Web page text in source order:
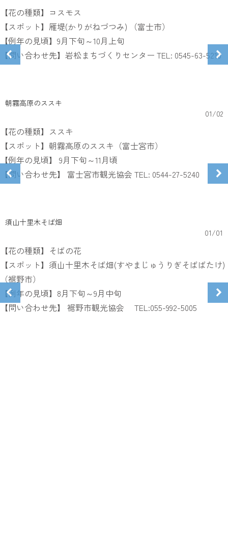
【花の種類】コスモス
【スポット】雁堤(かりがねづつみ) （富士市）
【例年の見頃】9月下旬～10月上旬
【問い合わせ先】岩松まちづくりセンター TEL: 0545-63-5210
朝霧高原のススキ
01/02
【花の種類】ススキ
【スポット】朝霧高原のススキ（富士宮市）
【例年の見頃】 9月下旬～11月頃
【問い合わせ先】 富士宮市観光協会 TEL: 0544-27-5240
須山十里木そば畑
01/01
【花の種類】そばの花
【スポット】須山十里木そば畑(すやまじゅうりぎそばばたけ)
（裾野市）
【例年の見頃】8月下旬～9月中旬
【問い合わせ先】 裾野市観光協会 TEL:055-992-5005